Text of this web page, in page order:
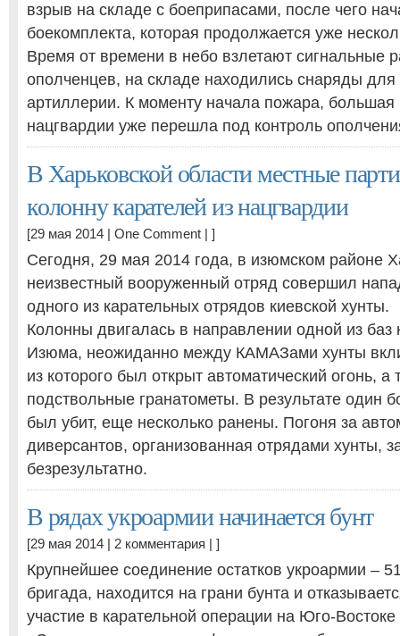
взрыв на складе с боеприпасами, после чего
боекомплекта, которая продолжается уже
Время от времени в небо взлетают сигнальные
ополченцев, на складе находились снаряды для
артиллерии. К моменту начала пожара, большая
нацгвардии уже перешла под контроль
В Харьковской области местные
колонну карателей из нацгвардии
[29 мая 2014 | One Comment | ]
Сегодня, 29 мая 2014 года, в изюмском районе
неизвестный вооруженный отряд совершил
одного из карательных отрядов киевской хунты.
Колонны двигалась в направлении одной из баз
Изюма, неожиданно между КАМАЗами хунты
из которого был открыт автоматический огонь,
подствольные гранатометы. В результате один
был убит, еще несколько ранены. Погоня за
диверсантов, организованная отрядами хунты,
безрезультатно.
В рядах укроармии начинается бунт
[29 мая 2014 | 2 комментария | ]
Крупнейшее соединение остатков укроармии –
бригада, находится на грани бунта и
участие в карательной операции на Юго-